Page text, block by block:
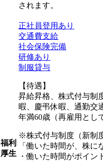
されます。
福利
厚生
正社員登用あり
交通費支給
社会保険完備
研修あり
制服貸与
【待遇】
昇給昇格、株式付与制
暇、慶弔休暇、通勤交
年満60歳（再雇用とし
※株式付与制度（新制
「働いた時間が、株に
・働いた時間がポイ